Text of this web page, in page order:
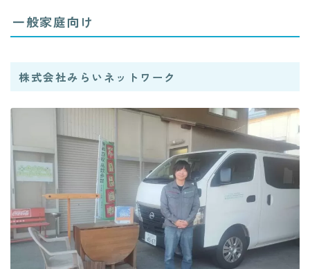
一般家庭向け
株式会社みらいネットワーク